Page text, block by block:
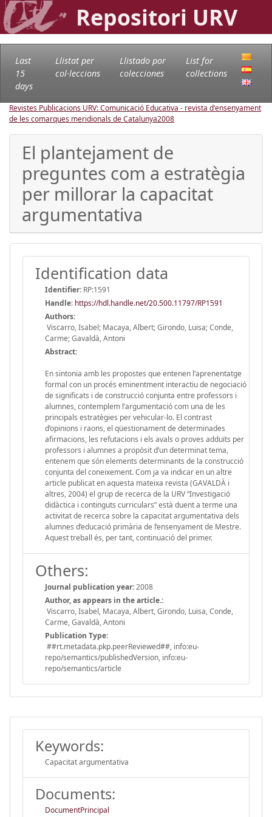
Repositori URV
Last
15
days
Llistat per
col·leccions
Llistado por
colecciones
List for
collections
Revistes Publicacions URV: Comunicació Educativa - revista d'ensenyament
de les comarques meridionals de Catalunya2008
El plantejament de
preguntes com a estratègia
per millorar la capacitat
argumentativa
Identification data
Identifier: RP:1591
Handle: https://hdl.handle.net/20.500.11797/RP1591
Authors:
Viscarro, Isabel; Macaya, Albert; Girondo, Luisa; Conde,
Carme; Gavaldà, Antoni
Abstract:
En sintonia amb les propostes que entenen l’aprenentatge
formal con un procés eminentment interactiu de negociació
de significats i de construcció conjunta entre professors i
alumnes, contemplem l’argumentació com una de les
principals estratègies per vehicular-lo. El contrast
d’opinions i raons, el qüestionament de determinades
afirmacions, les refutacions i els avals o proves adduïts per
professors i alumnes a propòsit d’un determinat tema,
entenem que són elements determinants de la construcció
conjunta del coneixement. Com ja va indicar en un altre
article publicat en aquesta mateixa revista (GAVALDÀ i
altres, 2004) el grup de recerca de la URV “Investigació
didàctica i continguts curriculars” està duent a terme una
activitat de recerca sobre la capacitat argumentativa dels
alumnes d’educació primària de l’ensenyament de Mestre.
Aquest treball és, per tant, continuació del primer.
Others:
Journal publication year:2008
Author, as appears in the article.:
Viscarro, Isabel, Macaya, Albert, Girondo, Luisa, Conde,
Carme, Gavaldà, Antoni
Publication Type:
##rt.metadata.pkp.peerReviewed##, info:eu-
repo/semantics/publishedVersion, info:eu-
repo/semantics/article
Keywords:
Capacitat argumentativa
Documents:
DocumentPrincipal